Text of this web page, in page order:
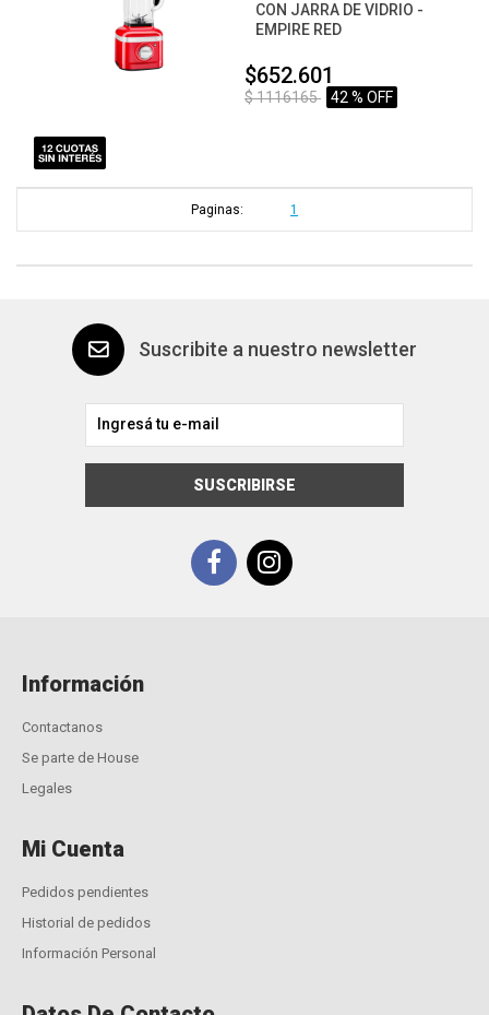
CON JARRA DE VIDRIO -
EMPIRE RED
$652.601
$ 1116165 42 % OFF
Paginas: 1
Suscribite a nuestro newsletter
SUSCRIBIRSE
Información
Contactanos
Se parte de House
Legales
Mi Cuenta
Pedidos pendientes
Historial de pedidos
Información Personal